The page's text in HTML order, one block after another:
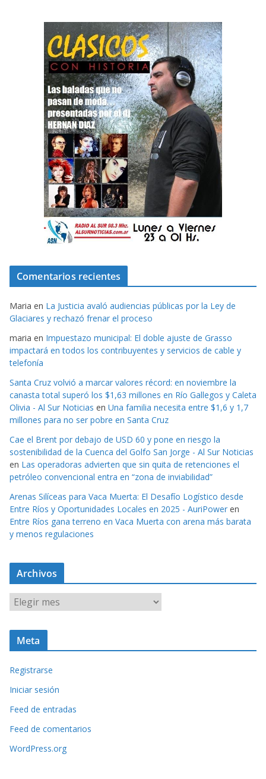
Comentarios recientes
Maria en La Justicia avaló audiencias públicas por la Ley de
Glaciares y rechazó frenar el proceso
maria en Impuestazo municipal: El doble ajuste de Grasso
impactará en todos los contribuyentes y servicios de cable y
telefonía
Santa Cruz volvió a marcar valores récord: en noviembre la
canasta total superó los $1,63 millones en Río Gallegos y Caleta
Olivia - Al Sur Noticias en Una familia necesita entre $1,6 y 1,7
millones para no ser pobre en Santa Cruz
Cae el Brent por debajo de USD 60 y pone en riesgo la
sostenibilidad de la Cuenca del Golfo San Jorge - Al Sur Noticias
en Las operadoras advierten que sin quita de retenciones el
petróleo convencional entra en “zona de inviabilidad”
Arenas Silíceas para Vaca Muerta: El Desafío Logístico desde
Entre Ríos y Oportunidades Locales en 2025 - AuriPower en
Entre Ríos gana terreno en Vaca Muerta con arena más barata
y menos regulaciones
Archivos
c
v
o
s
Meta
Registrarse
Iniciar sesión
Feed de entradas
Feed de comentarios
WordPress.org